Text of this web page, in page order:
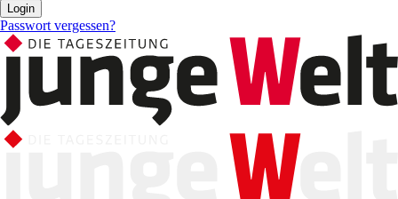
Login
Passwort vergessen?